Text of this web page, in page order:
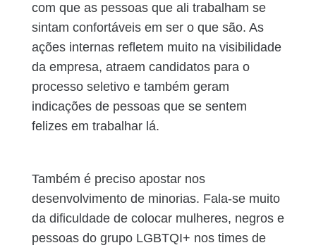
com que as pessoas que ali trabalham se
sintam confortáveis em ser o que são. As
ações internas refletem muito na visibilidade
da empresa, atraem candidatos para o
processo seletivo e também geram
indicações de pessoas que se sentem
felizes em trabalhar lá.
Também é preciso apostar nos
desenvolvimento de minorias. Fala-se muito
da dificuldade de colocar mulheres, negros e
pessoas do grupo LGBTQI+ nos times de